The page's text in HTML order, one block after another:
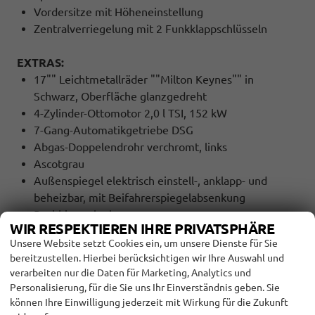
Vordersitze mit Höheneinstellung
Zentralverriegelung mit 2 Funkklappschlüsseln
EXTRAS:
17"" Leichtmetallräder ""Milton Keynes"" in
Schwarz, Oberfläche glanzgedreht
4-Zylinder-Ottomotor 2,0 l TSI, 152 kW
7-Gang-Automatikgetriebe DSG
Abgas-Doppelendrohr verchromt, links
Ascotgrau
Außenspiegel elektrisch einstell-, anklapp- und
beheizbar, mit Beifahrerspiegelabsenkung
Dachhimmel schwarz
Dynamischer Fernlichtassistent ""Dynamic Light
Assist""
Sport-Ausstattung
IQ.LIGHT - LED-Matrix-Scheinwerfer
Infotainment-Paket ""Ready 2 Discover""
WIR RESPEKTIEREN IHRE PRIVATSPHÄRE
Unsere Website setzt Cookies ein, um unsere Dienste für Sie
bereitzustellen. Hierbei berücksichtigen wir Ihre Auswahl und
verarbeiten nur die Daten für Marketing, Analytics und
Personalisierung, für die Sie uns Ihr Einverständnis geben. Sie
können Ihre Einwilligung jederzeit mit Wirkung für die Zukunft